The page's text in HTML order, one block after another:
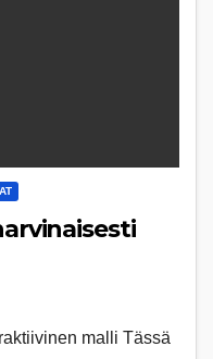
malli Tässä